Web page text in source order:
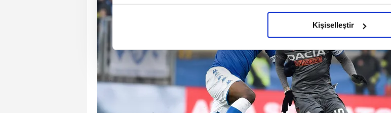
içerikleri sunabilmek adına elimizden gelen çabayı gösterdiğimizi ve bu
Sizlere daha iyi bir hizmet sunabilmek için İnternet Sitemizde kendimize ve
çerezler vasıtasıyla çeşitli kişisel verileriniz işlenmekte olup gerekli olan
amacıyla kullanılmaktadır. Diğer çerezler, sitemizin daha işlevsel kılınması
reklam/pazarlama faaliyetlerinin yapılması, amaçlarıyla sınırlı olarak açık
Kişiselleştir